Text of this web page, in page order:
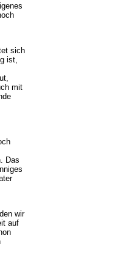
sich
ist,
mit
Das
wir
auf